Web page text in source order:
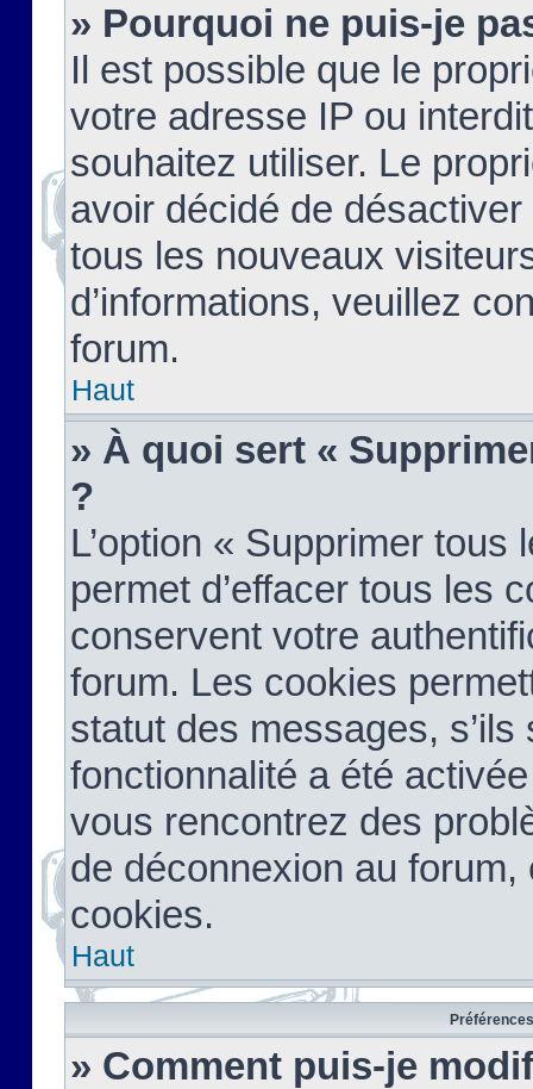
» Pourquoi ne puis-je
Il est possible que le
votre adresse IP ou
souhaitez utiliser. Le
avoir décidé de
tous les nouveaux
d’informations, veuillez
forum.
Haut
» À quoi sert «
?
L’option « Supprimer
permet d’effacer tous les
conservent votre
forum. Les cookies
statut des messages,
fonctionnalité a été
vous rencontrez des
de déconnexion au
cookies.
Haut
» Comment puis-je